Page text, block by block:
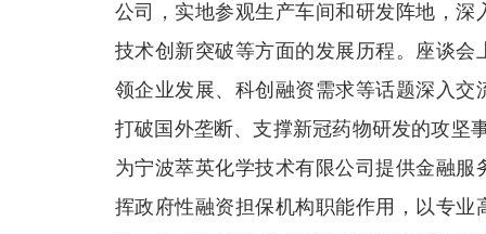
公司，实地参观生产车间和研发阵地，
技术创新突破等方面的发展历程。座谈
领企业发展、科创融资需求等话题深入
打破国外垄断、支撑新冠药物研发的攻坚
为宁波萃英化学技术有限公司提供金融
挥政府性融资担保机构职能作用，以专